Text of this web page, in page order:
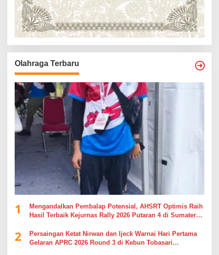
Olahraga Terbaru
1
Mengandalkan Pembalap Potensial, AHSRT Optimis Raih
Hasil Terbaik Kejurnas Rally 2026 Putaran 4 di Sumatera
2
Persaingan Ketat Nirwan dan Ijeck Warnai Hari Pertama
Gelaran APRC 2026 Round 3 di Kebun Tobasari